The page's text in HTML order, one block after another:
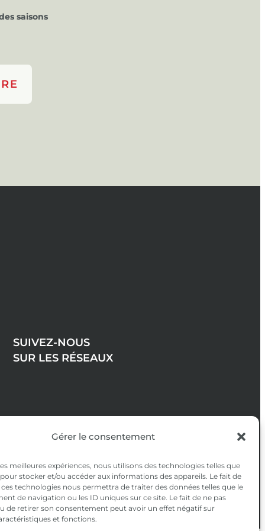
Gérer le consentement
meilleures expériences, nous utilisons des technologies telles que
stocker et/ou accéder aux informations des appareils. Le fait de
technologies nous permettra de traiter des données telles que le
de navigation ou les ID uniques sur ce site. Le fait de ne pas
de retirer son consentement peut avoir un effet négatif sur
et fonctions.
saisons
SUIVEZ-NOUS
SUR LES RÉSEAUX